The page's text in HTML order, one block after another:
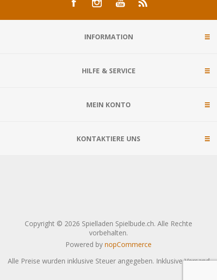
INFORMATION
HILFE & SERVICE
MEIN KONTO
KONTAKTIERE UNS
Copyright © 2026 Spielladen Spielbude.ch. Alle Rechte
vorbehalten.
Powered by nopCommerce
Alle Preise wurden inklusive Steuer angegeben. InklusiveVersand